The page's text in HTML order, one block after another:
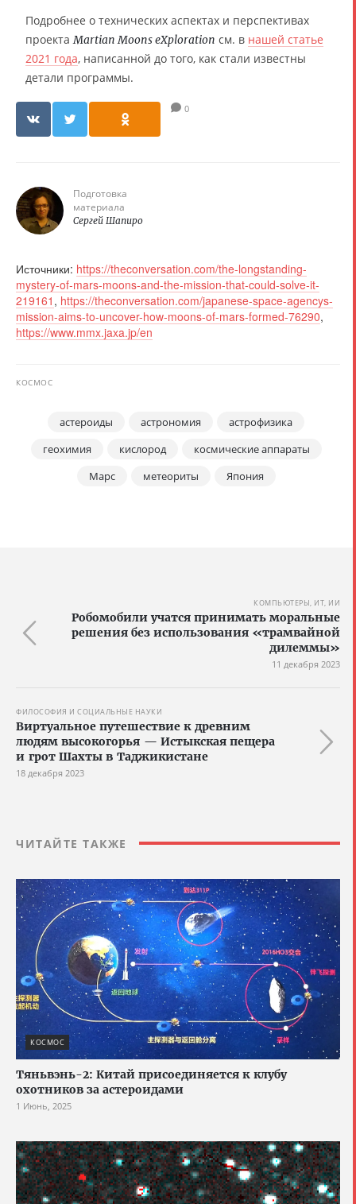
Подробнее о технических аспектах и перспективах
проектаMartian Moons eXploration см. в нашей статье
2021 года, написанной до того, как стали известны
детали программы.
0
Подготовка
материала
Сергей Шапиро
Источники: https://theconversation.com/the-longstanding-
mystery-of-mars-moons-and-the-mission-that-could-solve-it-
219161 , https://theconversation.com/japanese-space-agencys-
mission-aims-to-uncover-how-moons-of-mars-formed-76290,
https://www.mmx.jaxa.jp/en
КОСМОС
астероиды астрономия
астрофизика
геохимия
кислород
космические аппараты
Марс
метеориты Япония
КОМПЬЮТЕРЫ, ИТ, ИИ
Робомобили учатся принимать моральные
решения без использования «трамвайной
дилеммы»
11 декабря 2023
ФИЛОСОФИЯ И СОЦИАЛЬНЫЕ НАУКИ
Виртуальное путешествие к древним
людям высокогорья — Истыкская пещера
и грот Шахты в Таджикистане
18 декабря 2023
ЧИТАЙТЕ ТАКЖЕ
КОСМОС
Тяньвэнь-2: Китай присоединяется к клубу
охотников за астероидами
1 Июнь, 2025